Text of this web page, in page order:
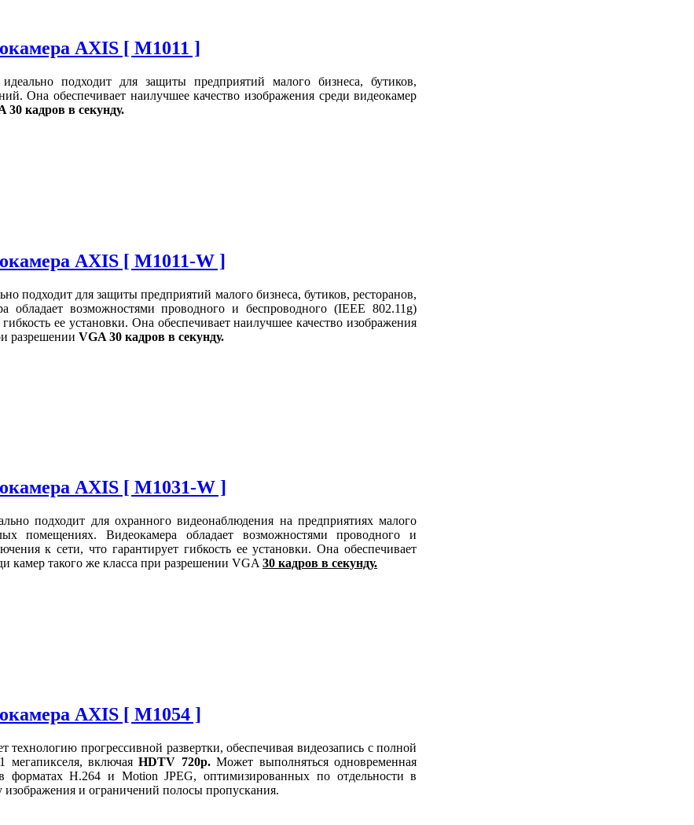
AXIS [ M1011 ]
идеально подходит для защиты предприятий малого бизнеса, бутиков,
Она обеспечивает наилучшее качество изображения среди видеокамер
30 кадров в секунду.
AXIS [ M1011-W ]
подходит для защиты предприятий малого бизнеса, бутиков, ресторанов,
возможностями проводного и беспроводного (IEEE 802.11g)
ее установки. Она обеспечивает наилучшее качество изображения
разрешении VGA 30 кадров в секунду.
AXIS [ M1031-W ]
подходит для охранного видеонаблюдения на предприятиях малого
помещениях. Видеокамера обладает возможностями проводного и
к сети, что гарантирует гибкость ее установки. Она обеспечивает
камер такого же класса при разрешении VGA 30 кадров в секунду.
AXIS [ M1054 ]
технологию прогрессивной развертки, обеспечивая видеозапись с полной
мегапикселя, включаяHDTV 720p.Может выполняться одновременная
в форматах H.264 и Motion JPEG, оптимизированных по отдельности в
изображения и ограничений полосы пропускания.